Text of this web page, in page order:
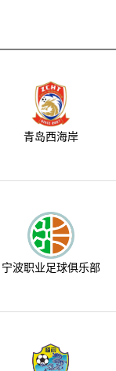
青岛西海岸
宁波职业足球俱乐部